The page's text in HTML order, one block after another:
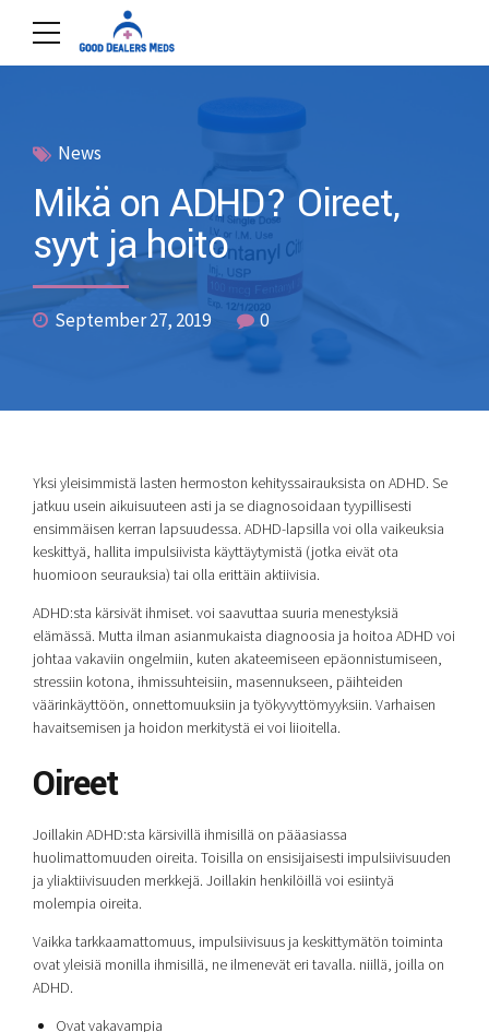
News
Mikä on ADHD? Oireet,
syyt ja hoito
September 27, 2019 0
Yksi ​​yleisimmistä lasten hermoston kehityssairauksista on ADHD. Se
jatkuu usein aikuisuuteen asti ja se diagnosoidaan tyypillisesti
ensimmäisen kerran lapsuudessa. ADHD-lapsilla voi olla vaikeuksia
keskittyä, hallita impulsiivista käyttäytymistä (jotka eivät ota
huomioon seurauksia) tai olla erittäin aktiivisia.
ADHD:sta kärsivät ihmiset. voi saavuttaa suuria menestyksiä
elämässä. Mutta ilman asianmukaista diagnoosia ja hoitoa ADHD voi
johtaa vakaviin ongelmiin, kuten akateemiseen epäonnistumiseen,
stressiin kotona, ihmissuhteisiin, masennukseen, päihteiden
väärinkäyttöön, onnettomuuksiin ja työkyvyttömyyksiin. Varhaisen
havaitsemisen ja hoidon merkitystä ei voi liioitella.
Oireet
Joillakin ADHD:sta kärsivillä ihmisillä on pääasiassa
huolimattomuuden oireita. Toisilla on ensisijaisesti impulsiivisuuden
ja yliaktiivisuuden merkkejä. Joillakin henkilöillä voi esiintyä
molempia oireita.
Vaikka tarkkaamattomuus, impulsiivisuus ja keskittymätön toiminta
ovat yleisiä monilla ihmisillä, ne ilmenevät eri tavalla. niillä, joilla on
ADHD.
Ovat vakavampia